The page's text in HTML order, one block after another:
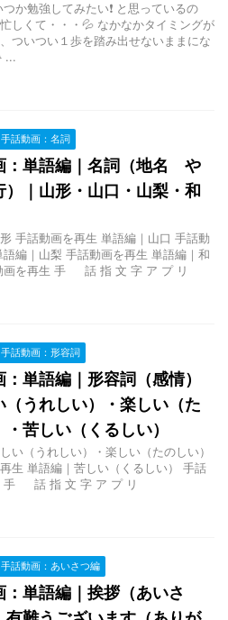
か勉強してみたい❗ と思っているの
しくて・・・💦 なかなかタイミングが
ついつい１歩を踏み出せないままにな
...
手話動画：名詞
：単語編｜名詞（地名 や
）｜山形・山口・山梨・和
手話動画を再生 単語編｜山口 手話動
編｜山梨 手話動画を再生 単語編｜和
画を再生 手 話 指 文 字 ア プ リ
手話動画：形容詞
単語編｜形容詞（感情）
（うれしい）・楽しい（た
苦しい（くるしい）
い（うれしい）・楽しい（たのしい）
生 単語編｜苦しい（くるしい） 手話
手 話 指 文 字 ア プ リ
手話動画：あいさつ編
：単語編｜挨拶（あいさ